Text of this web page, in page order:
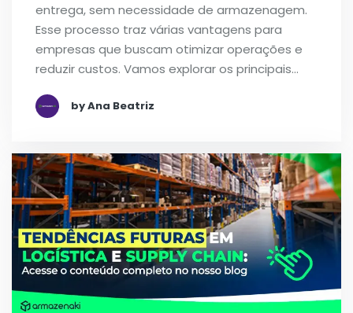
entrega, sem necessidade de armazenagem.
Esse processo traz várias vantagens para
empresas que buscam otimizar operações e
reduzir custos. Vamos explorar os principais…
by Ana Beatriz